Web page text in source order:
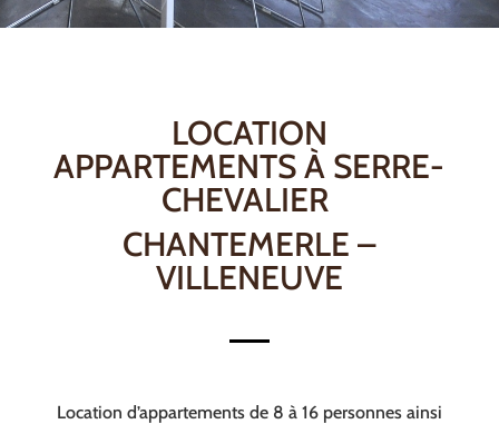
LOCATION
APPARTEMENTS À SERRE-
CHEVALIER
CHANTEMERLE –
VILLENEUVE
Location d’appartements de 8 à 16 personnes ainsi